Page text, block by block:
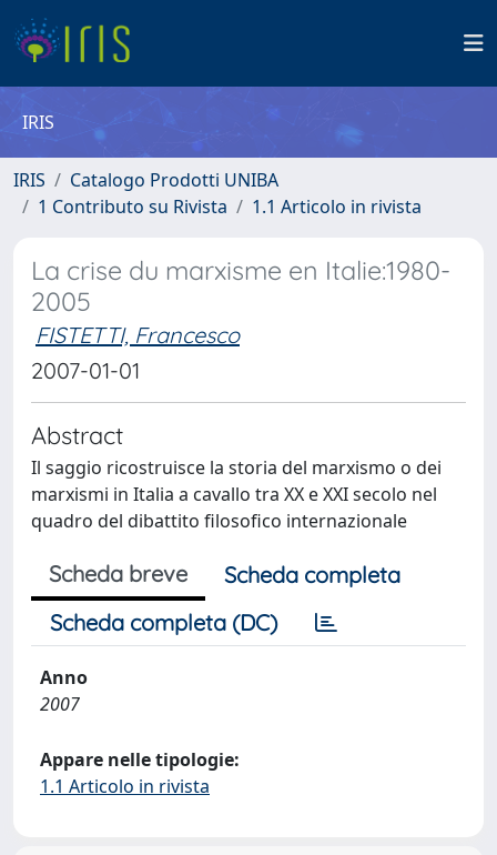
IRIS
IRIS
Catalogo Prodotti UNIBA
1 Contributo su Rivista
1.1 Articolo in rivista
La crise du marxisme en Italie:1980-
2005
FISTETTI, Francesco
2007-01-01
Abstract
Il saggio ricostruisce la storia del marxismo o dei
marxismi in Italia a cavallo tra XX e XXI secolo nel
quadro del dibattito filosofico internazionale
Scheda breve
Scheda completa
Scheda completa (DC)
Anno
2007
Appare nelle tipologie:
1.1 Articolo in rivista